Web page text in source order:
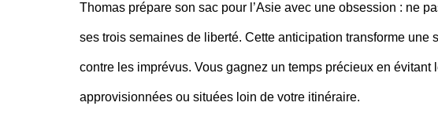
Thomas prépare son sac pour l’Asie avec une obsession : ne
ses trois semaines de liberté. Cette anticipation transforme une
contre les imprévus. Vous gagnez un temps précieux en évitant
approvisionnées ou situées loin de votre itinéraire.